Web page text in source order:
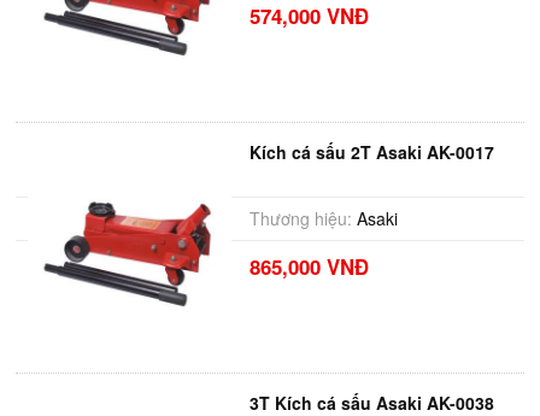
574,000 VNĐ
Kích cá sấu 2T Asaki AK-0017
Thương hiệu: Asaki
865,000 VNĐ
3T Kích cá sấu Asaki AK-0038